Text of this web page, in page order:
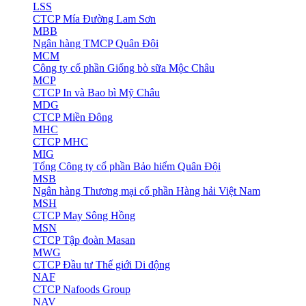
LSS
CTCP Mía Đường Lam Sơn
MBB
Ngân hàng TMCP Quân Đội
MCM
Công ty cổ phần Giống bò sữa Mộc Châu
MCP
CTCP In và Bao bì Mỹ Châu
MDG
CTCP Miền Đông
MHC
CTCP MHC
MIG
Tổng Công ty cổ phần Bảo hiểm Quân Đội
MSB
Ngân hàng Thương mại cổ phần Hàng hải Việt Nam
MSH
CTCP May Sông Hồng
MSN
CTCP Tập đoàn Masan
MWG
CTCP Đầu tư Thế giới Di động
NAF
CTCP Nafoods Group
NAV